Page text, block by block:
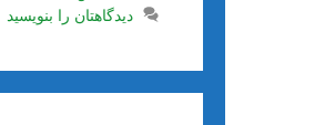
دیدگاهتان را بنویسید